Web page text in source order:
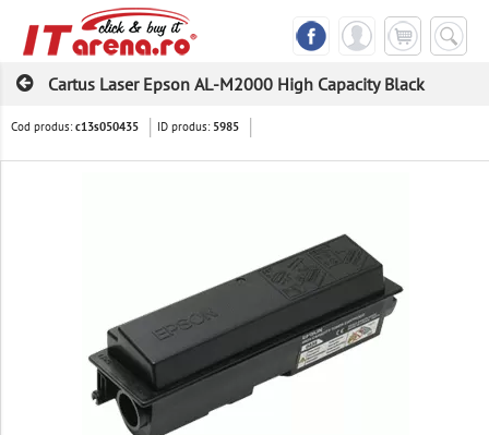
Cartus Laser Epson AL-M2000 High Capacity Black
Cod produs:c13s050435 ID produs: 5985